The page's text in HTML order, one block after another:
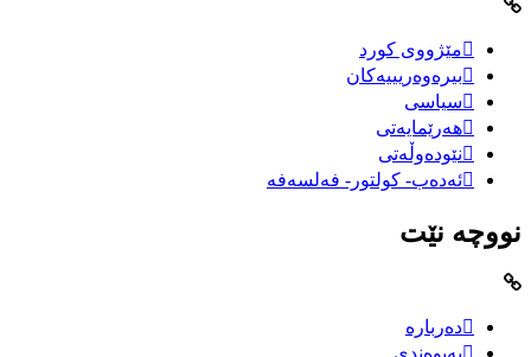
مێژووى کورد
بیرەوەریییەکان
سیاسى
هەرێمایەتی
نێودەوڵەتی
ئەدەب- کولتور- فەلسەفە
نووچە نێت
دەربارە
پەیوەندی